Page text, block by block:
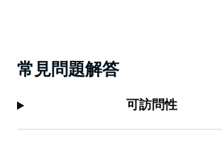
常見問題解答
可訪問性